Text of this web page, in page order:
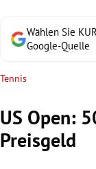
Wählen Sie
Google-Quelle
Tennis
US Open:
Preisgeld